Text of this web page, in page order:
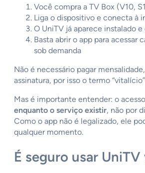
Você compra a TV Box (V10,
Liga o dispositivo e conecta à
O UniTV já aparece instalado
Basta abrir o app para acessar
sob demanda
Não é necessário pagar
assinatura, por isso o termo
Mas é importante entender: o
enquanto o serviço existir, não por
Como o app não é legalizado, ele
qualquer momento.
É seguro usar